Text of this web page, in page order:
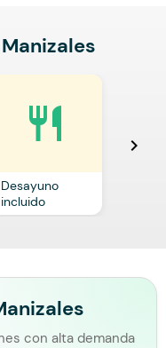
restaurant
Desayuno
incluido
chevron_right
con alta demanda